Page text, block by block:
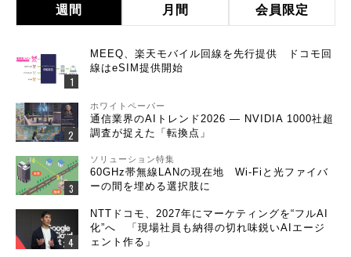
週間 月間 会員限定
MEEQ、楽天モバイル回線を先行提供 ドコモ回
線はeSIM提供開始
ホワイトペーパー
通信業界のAIトレンド2026 ― NVIDIA 1000社超
調査が捉えた「転換点」
ソリューション特集
60GHz帯無線LANの現在地 Wi-Fiと光ファイバ
ーの間を埋める選択肢に
NTTドコモ、2027年にマーケティングを“フルAI
化”へ 「現場社員も納得の切れ味鋭いAIエージ
ェント作る」